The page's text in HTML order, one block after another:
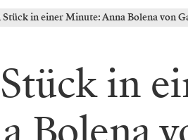
Stück in einer Minute: Anna Bolena von
in